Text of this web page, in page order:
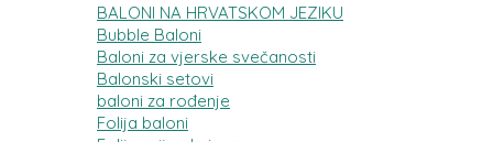
BALONI NA HRVATSKOM JEZIKU
Bubble Baloni
Baloni za vjerske svečanosti
Balonski setovi
baloni za rođenje
Folija baloni